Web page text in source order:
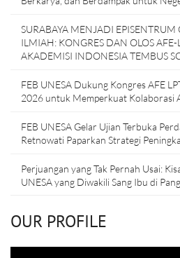
SURABAYA MENJADI EPISENTRUM
ILMIAH: KONGRES DAN OLOS
AKADEMISI INDONESIA TEMBUS
FEB UNESA Dukung Kongres AFE
2026 untuk Memperkuat Kolaborasi
FEB UNESA Gelar Ujian Terbuka
Retnowati Paparkan Strategi
Perjuangan yang Tak Pernah Usai:
UNESA yang Diwakili Sang Ibu di
OUR PROFILE